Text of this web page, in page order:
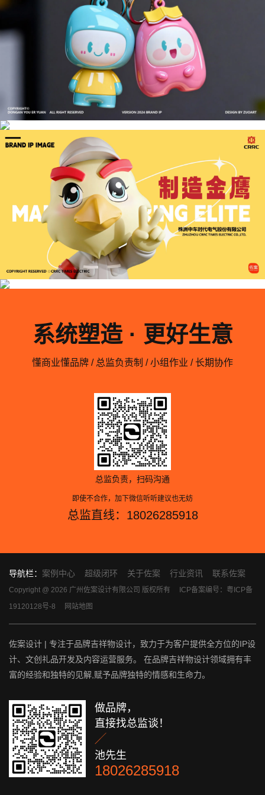
系统塑造 · 更好生意
懂商业懂品牌 / 总监负责制 / 小组作业 / 长期协作
总监负责，扫码沟通
即使不合作，加下微信听听建议也无妨
总监直线：18026285918
导航栏： 案例中心 超级闭环 关于佐案 行业资讯 联系佐案
Copyright @ 2026 广州佐案设计有限公司 版权所有 ICP备案编号：粤ICP备
19120128号-8
网站地图
佐案设计 | 专注于品牌吉祥物设计，致力于为客户提供全方位的IP设
计、文创礼品开发及内容运营服务。 在品牌吉祥物设计领域拥有丰
富的经验和独特的见解,赋予品牌独特的情感和生命力。
做品牌，
直接找总监谈！

池先生
18026285918